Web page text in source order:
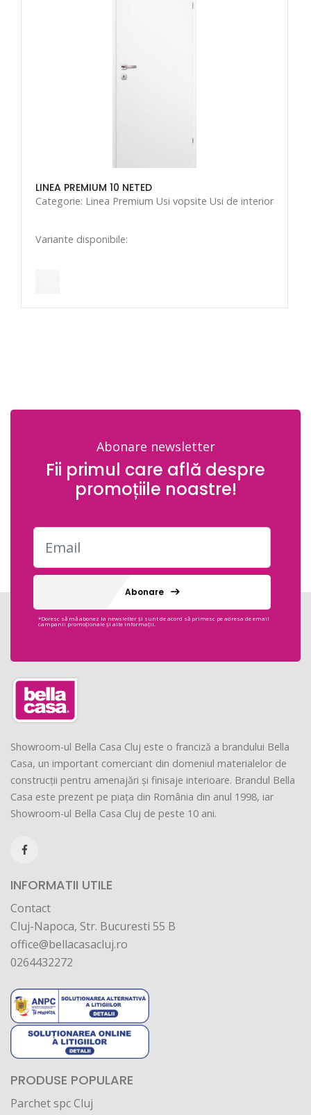
LINEA PREMIUM 10 NETED
Categorie: Linea Premium Usi vopsite Usi de interior
Variante disponibile:
Abonare newsletter
Fii primul care află despre
promoțiile noastre!
Abonare
*Doresc să mă abonez la newsletter și sunt de acord să primesc pe adresa de email
campanii promoționale și alte informații.
Showroom-ul Bella Casa Cluj este o franciză a brandului Bella
Casa, un important comerciant din domeniul materialelor de
construcții pentru amenajări și finisaje interioare. Brandul Bella
Casa este prezent pe piața din România din anul 1998, iar
Showroom-ul Bella Casa Cluj de peste 10 ani.
INFORMATII UTILE
Contact
Cluj-Napoca, Str. Bucuresti 55 B
office@bellacasacluj.ro
0264432272
PRODUSE POPULARE
Parchet spc Cluj